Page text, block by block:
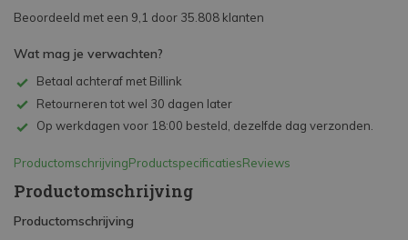
Beoordeeld met een 9,1 door 35.808 klanten
Wat mag je verwachten?
Betaal achteraf met Billink
Retourneren tot wel 30 dagen later
Op werkdagen voor 18:00 besteld, dezelfde dag verzonden.
ProductomschrijvingProductspecificatiesReviews
Productomschrijving
Productomschrijving